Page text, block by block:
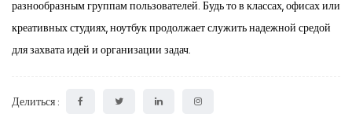
разнообразным группам пользователей. Будь то в классах, офисах или
креативных студиях, ноутбук продолжает служить надежной средой
для захвата идей и организации задач.
Делиться :